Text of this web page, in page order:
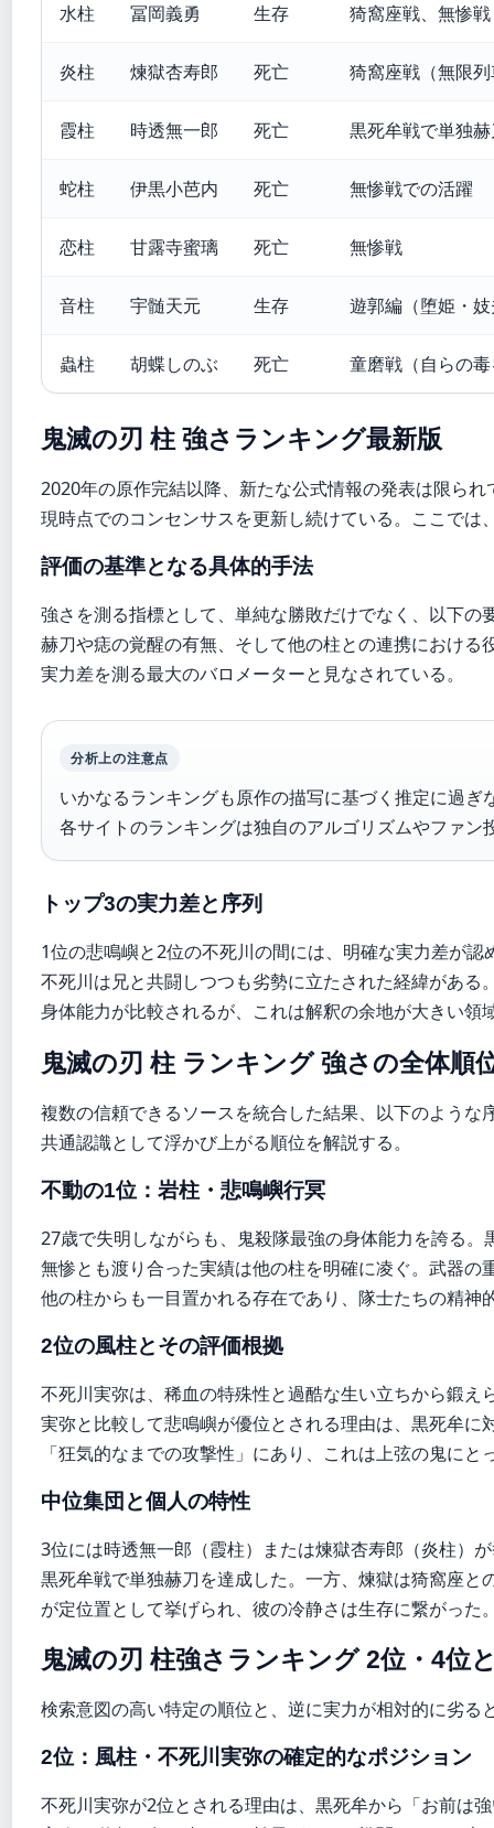
水柱 冨岡義勇 生存 猗窩座戦、無惨戦
炎柱 煉獄杏寿郎 死亡 猗窩座戦（無限
霞柱 時透無一郎 死亡 黒死牟戦で単独
蛇柱 伊黒小芭内 死亡 無惨戦での活躍
恋柱 甘露寺蜜璃 死亡 無惨戦
音柱 宇髄天元 生存 遊郭編（堕姫・
蟲柱 胡蝶しのぶ 死亡 童磨戦（自らの
鬼滅の刃 柱 強さランキング最新版
2020年の原作完結以降、新たな公式情報の発表は限られ
現時点でのコンセンサスを更新し続けている。ここで
評価の基準となる具体的手法
強さを測る指標として、単純な勝敗だけでなく、以下
赫刀や痣の覚醒の有無、そして他の柱との連携におけ
実力差を測る最大のバロメーターと見なされている。
分析上の注意点
いかなるランキングも原作の描写に基づく推定に過
各サイトのランキングは独自のアルゴリズムやファ
トップ3の実力差と序列
1位の悲鳴嶼と2位の不死川の間には、明確な実力差が
不死川は兄と共闘しつつも劣勢に立たされた経緯があ
身体能力が比較されるが、これは解釈の余地が大きい領
鬼滅の刃 柱 ランキング 強さの全体順
複数の信頼できるソースを統合した結果、以下のような
共通認識として浮かび上がる順位を解説する。
不動の1位：岩柱・悲鳴嶼行冥
27歳で失明しながらも、鬼殺隊最強の身体能力を誇る
無惨とも渡り合った実績は他の柱を明確に凌ぐ。武器
他の柱からも一目置かれる存在であり、隊士たちの精神
2位の風柱とその評価根拠
不死川実弥は、稀血の特殊性と過酷な生い立ちから鍛
実弥と比較して悲鳴嶼が優位とされる理由は、黒死牟
「狂気的なまでの攻撃性」にあり、これは上弦の鬼にと
中位集団と個人の特性
3位には時透無一郎（霞柱）または煉獄杏寿郎（炎柱）
黒死牟戦で単独赫刀を達成した。一方、煉獄は猗窩座
が定位置として挙げられ、彼の冷静さは生存に繋がった
鬼滅の刃 柱強さランキング 2位・4位
検索意図の高い特定の順位と、逆に実力が相対的に劣
2位：風柱・不死川実弥の確定的なポジション
不死川実弥が2位とされる理由は、黒死牟から「お前は